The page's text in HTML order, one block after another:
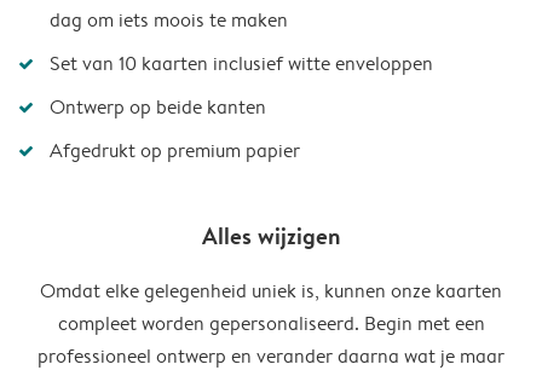
dag om iets moois te maken
Set van 10 kaarten inclusief witte enveloppen
Ontwerp op beide kanten
Afgedrukt op premium papier
Alles wijzigen
Omdat elke gelegenheid uniek is, kunnen onze kaarten
compleet worden gepersonaliseerd. Begin met een
professioneel ontwerp en verander daarna wat je maar